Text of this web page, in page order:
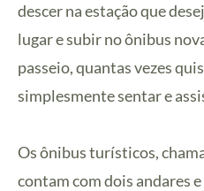
descer na estação que
lugar e subir no ônibus
passeio, quantas vezes
simplesmente sentar e
Os ônibus turísticos,
contam com dois andares